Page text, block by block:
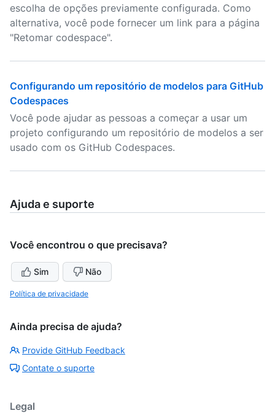
escolha de opções previamente configurada. Como
alternativa, você pode fornecer um link para a página
"Retomar codespace".
Configurando um repositório de modelos para GitHub
Codespaces
Você pode ajudar as pessoas a começar a usar um
projeto configurando um repositório de modelos a ser
usado com os GitHub Codespaces.
Ajuda e suporte
Você encontrou o que precisava?
Sim Não
Política de privacidade
Ainda precisa de ajuda?
Provide GitHub Feedback
Contate o suporte
Legal